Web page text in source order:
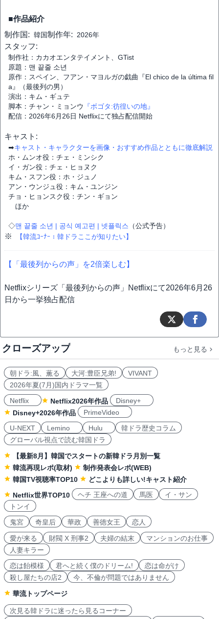
■作品紹介
制作国: 韓国制作年: 2026年
スタッフ:
制作社：カカオエンタテイメント、GTist
原題：맨 끝줄 소년
原作：スペイン、フアン・マヨルガの戯曲『El chico de la última fil
a』（最後列の男）
演出：キム・ギュテ
脚本：チャン・ミョンウ
『ボゴタ:彷徨いの地』
配信：2026年6月26日 Netflixにて独占配信開始
キャスト:
➡キャスト・キャラクターを画像・おすすめ作品とともに徹底解説
ホ・ムンオ役：チェ・ミンシク
イ・ガン役：チェ・ヒョヌク
キム・スフン役：ホ・ジュノ
アン・ウンジュ役：キム・ユンジン
チョ・ヒョンスク役：チン・ギョン
ほか
◇맨 끝줄 소년 | 공식 예고편 | 넷플릭스 （公式予告）
※ 【韓流ｺｰﾅｰ：韓ドラここが知りたい】
【「最後列からの声」を2倍楽しむ】
Netflixシリーズ「最後列からの声」Netflixにて2026年6月26
日から一挙独占配信
クローズアップ もっと見る
朝ドラ:風、薫る 大河:豊臣兄弟!
VIVANT
2026年夏(7月)国内ドラマ一覧
Netflix
Netflix2026年作品
Disney+
Disney+2026年作品
PrimeVideo
U-NEXT
Lemino Hulu
韓ドラ歴史コラム
グローバル視点で読む韓国ドラ
【最新8月】韓国でスタートの新韓ドラ月別一覧
韓流再現レポ(取材)
制作発表会レポ(WEB)
韓国TV視聴率TOP10
どこよりも詳しい!キャスト紹介
Netflix世界TOP10
ヘチ 王座への道 馬医
イ・サン
トンイ
鬼宮
奇皇后 華政 善徳女王 恋人
愛が来る 財閥 X 刑事2 夫婦の結末
マンションのお仕事
人妻キラー
恋は飴模様
君へと続く僕のドリーム!
恋は命がけ
殺し屋たちの店2
今、不倫が問題ではありません
華流トップページ
次見る韓ドラに迷ったら見るコーナー